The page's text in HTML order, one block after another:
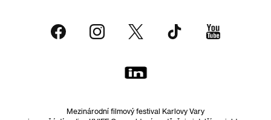
Mezinárodní filmový festival Karlovy Vary